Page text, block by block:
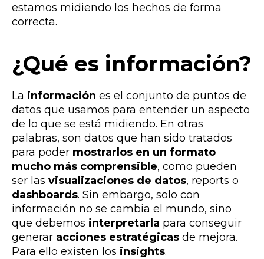
estamos midiendo los hechos de forma
correcta.
¿Qué es información?
La información es el conjunto de puntos de
datos que usamos para entender un aspecto
de lo que se está midiendo. En otras
palabras, son datos que han sido tratados
para poder mostrarlos en un formato
mucho más comprensible, como pueden
ser las visualizaciones de datos, reports o
dashboards. Sin embargo, solo con
información no se cambia el mundo, sino
que debemos interpretarla para conseguir
generar acciones estratégicas de mejora.
Para ello existen los insights.